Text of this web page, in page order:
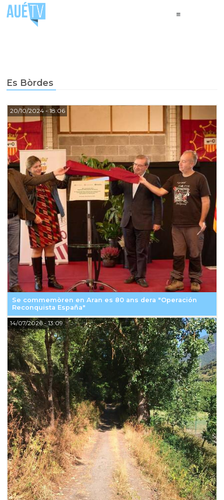
Es Bòrdes
Se commemòren en Aran es 80 ans dera "Operación
Reconquista España"
20/10/2024- 18:06
14/07/2026- 13:09